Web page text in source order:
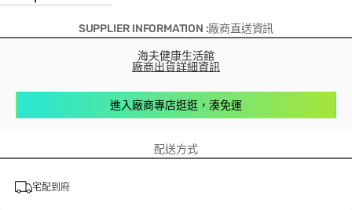
SUPPLIER INFORMATION :廠商直送資訊
海夫健康生活館
廠商出貨詳細資訊
進入廠商專店逛逛，湊免運
配送方式
宅配到府